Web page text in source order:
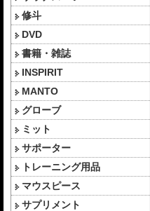
修斗
DVD
書籍・雑誌
INSPIRIT
MANTO
グローブ
ミット
サポーター
トレーニング用品
マウスピース
サプリメント